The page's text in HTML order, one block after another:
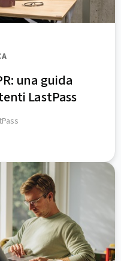
una guida
LastPass